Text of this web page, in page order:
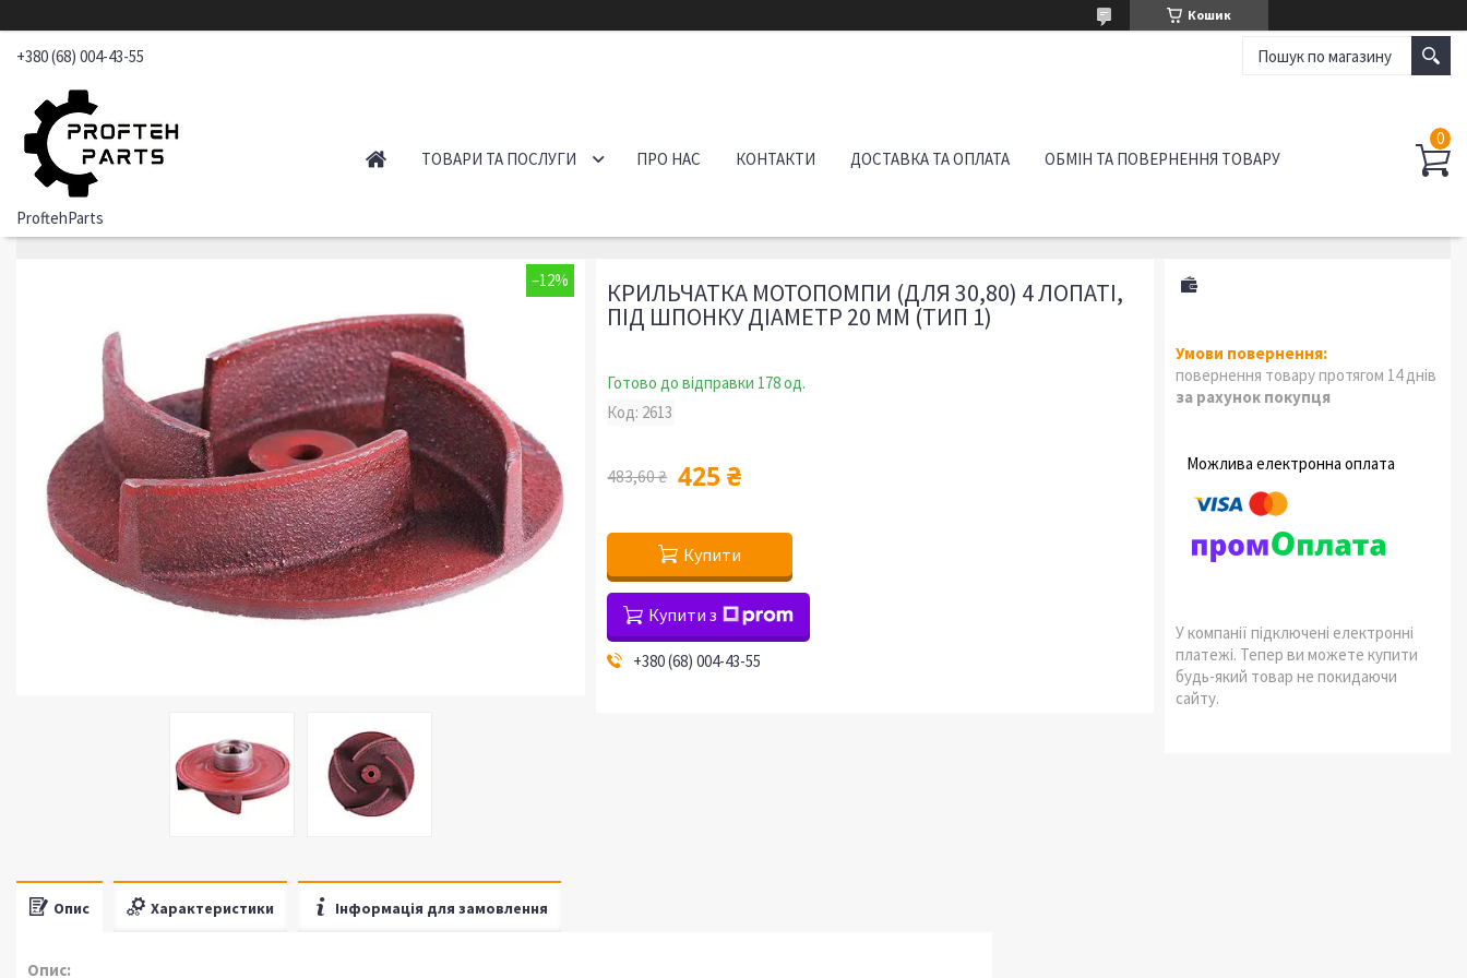
Кошик
+380 (68) 004-43-55
ProftehParts
ТОВАРИ ТА ПОСЛУГИ ПРО НАС КОНТАКТИ ДОСТАВКА ТА ОПЛАТА ОБМІН ТА ПОВЕРНЕННЯ ТОВАРУ
–12% КРИЛЬЧАТКА МОТОПОМПИ (ДЛЯ 30,80) 4 ЛОПАТІ,
ПІД ШПОНКУ ДІАМЕТР 20 ММ (ТИП 1)
Готово до відправки 178 од.
Код: 2613
483,60 ₴ 425 ₴
Купити
Купити з
+380 (68) 004-43-55
повернення товару протягом 14 днів
за рахунок покупця
У компанії підключені електронні
платежі. Тепер ви можете купити
будь-який товар не покидаючи
сайту.
Опис Характеристики Інформація для замовлення
Опис: